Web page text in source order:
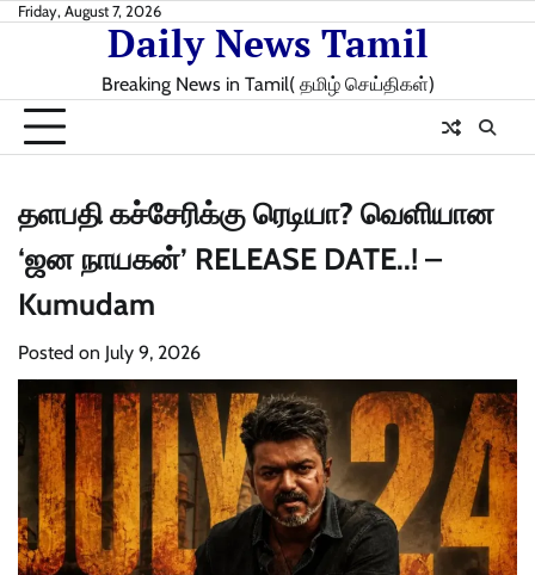
SkipFriday, August 7, 2026
Daily News Tamil
Breaking News in Tamil( தமிழ் செய்திகள்)
தளபதி கச்சேரிக்கு ரெடியா? வெளியான
‘ஜன நாயகன்’ RELEASE DATE..! –
Kumudam
Posted on July 9, 2026